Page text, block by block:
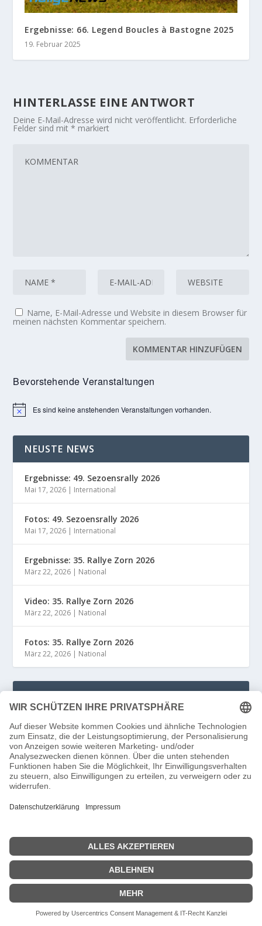
Ergebnisse: 66. Legend Boucles à Bastogne 2025
19. Februar 2025
HINTERLASSE EINE ANTWORT
Deine E-Mail-Adresse wird nicht veröffentlicht. Erforderliche
Felder sind mit* markiert
Name, E-Mail-Adresse und Website in diesem Browser für
meinen nächsten Kommentar speichern.
Bevorstehende Veranstaltungen
HinweisEs sind keine anstehenden Veranstaltungen vorhanden.
NEUSTE NEWS
Ergebnisse: 49. Sezoensrally 2026
Mai 17, 2026 | International
Fotos: 49. Sezoensrally 2026
Mai 17, 2026 | International
Ergebnisse: 35. Rallye Zorn 2026
März 22, 2026 | National
Video: 35. Rallye Zorn 2026
März 22, 2026 | National
Fotos: 35. Rallye Zorn 2026
März 22, 2026 | National
FOLGEN SIE UNS
FACEBOOK
INSTAGRAM